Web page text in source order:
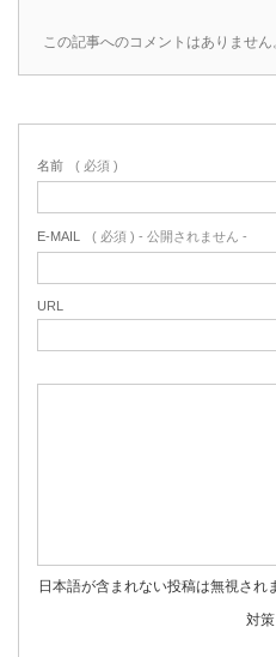
この記事へのコメントはありません
名前 ( 必須 )
E-MAIL ( 必須 ) - 公開されません -
URL
日本語が含まれない投稿は無視さ
対策